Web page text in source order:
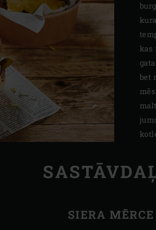
kas
bet
SIERA MĒRCE